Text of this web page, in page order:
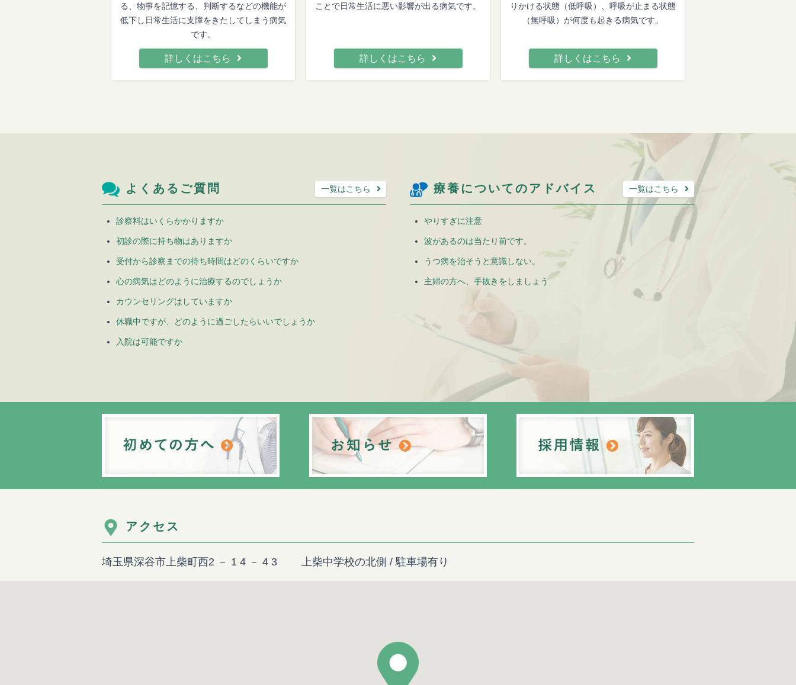
る、物事を記憶する、判断するなどの機能が
低下し日常生活に支障をきたしてしまう病気
です。
詳しくはこちら
ことで日常生活に悪い影響が出る病気です。
詳しくはこちら
りかける状態（低呼吸）、呼吸が止まる状態
（無呼吸）が何度も起きる病気です。
詳しくはこちら
よくあるご質問 一覧はこちら
診察料はいくらかかりますか
初診の際に持ち物はありますか
受付から診察までの待ち時間はどのくらいですか
心の病気はどのように治療するのでしょうか
カウンセリングはしていますか
休職中ですが、どのように過ごしたらいいでしょうか
入院は可能ですか
療養についての アドバイス 一覧はこちら
やりすぎに注意
波があるのは当たり前です。
うつ病を治そうと意識しない。
主婦の方へ、手抜きをしましょう
アクセス
埼玉県深谷市上柴町西2 － 1 4 － 4 3 上柴中学校の北側 / 駐車場有り